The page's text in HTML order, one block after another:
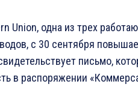
Union, одна из трех
c 30 сентября
письмо,
в распоряжении